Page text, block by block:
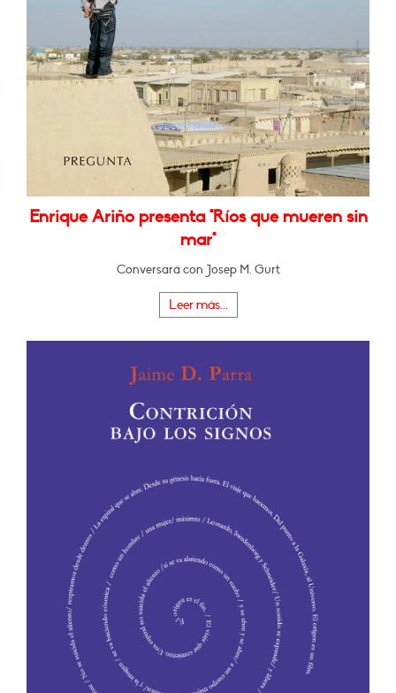
Enrique Ariño presenta "Ríos que mueren sin
mar"
Conversará con Josep M. Gurt
Leer más...